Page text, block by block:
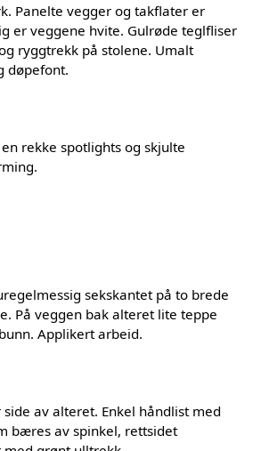
Panelte vegger og takflater er
er veggene hvite. Gulrøde teglfliser
ryggtrekk på stolene. Umalt
døpefont.
rekke spotlights og skjulte
sekskantet på to brede
På veggen bak alteret lite teppe
Applikert arbeid.
av alteret. Enkel håndlist med
bæres av spinkel, rettsidet